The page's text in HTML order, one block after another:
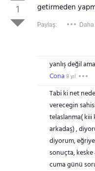
1
getirmeden
Paylaş:
yanlış değil
Cona 8 yıl
Tabi ki net
verecegin
telaslanma( kiii
arkadaş) ,
diyorum,
sonuçta,
cuma günü